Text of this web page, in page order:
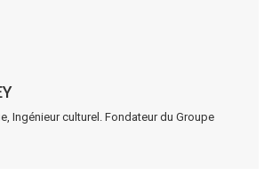
Ingénieur culturel. Fondateur du Groupe